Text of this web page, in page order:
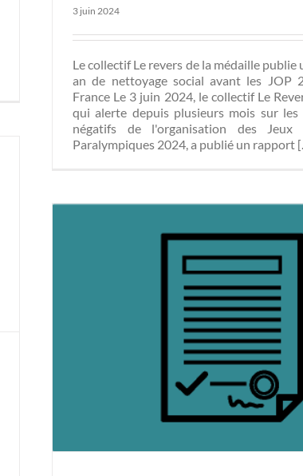
3 juin 2024
Le collectif Le revers de la médaille publie
an de nettoyage social avant les JOP
France Le 3 juin 2024, le collectif Le
qui alerte depuis plusieurs mois sur les
négatifs de l'organisation des Jeux
Paralympiques 2024, a publié un rapport